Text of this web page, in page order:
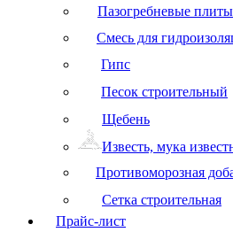
Пазогребневые плиты
Смесь для
Гипс
Песок строительный
Щебень
Известь, мука
Противоморозная
Сетка строительная
Прайс-лист